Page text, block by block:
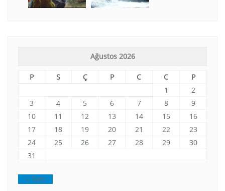
Ağustos 2026
P S Ç P C C
P
1
2
3
4 5 6 7 8
9
10
11 12 13 14 15
16
17
18 19 20 21 22
23
24
25 26 27 28 29
30
31
« Tem